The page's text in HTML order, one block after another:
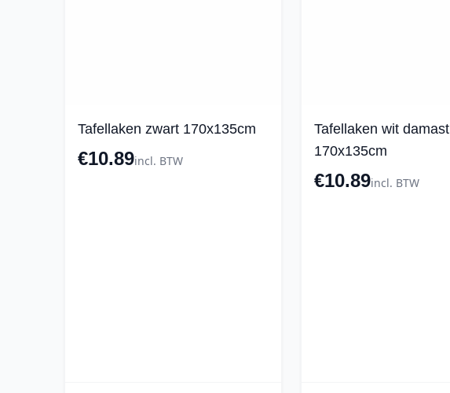
Tafellaken zwart 170x135cm
€10.89incl. BTW
Tafellaken wit damast
170x135cm
€10.89incl. BTW